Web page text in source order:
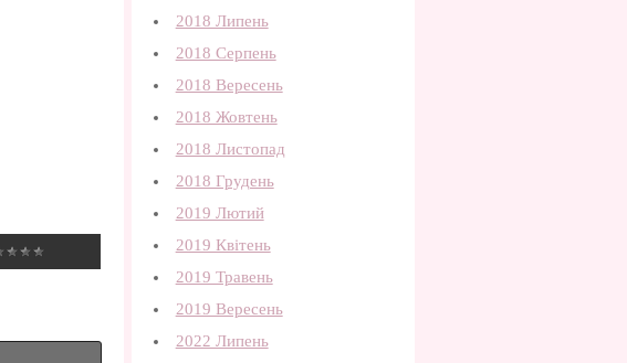
2018 Липень
2018 Серпень
2018 Вересень
2018 Жовтень
2018 Листопад
2018 Грудень
2019 Лютий
2019 Квітень
2019 Травень
2019 Вересень
2022 Липень